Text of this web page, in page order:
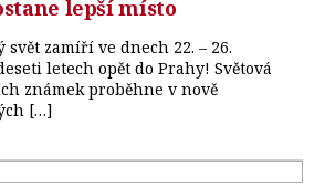
lepší místo
zamíří ve dnech 22. – 26.
letech opět do Prahy! Světová
známek proběhne v nově
[…]